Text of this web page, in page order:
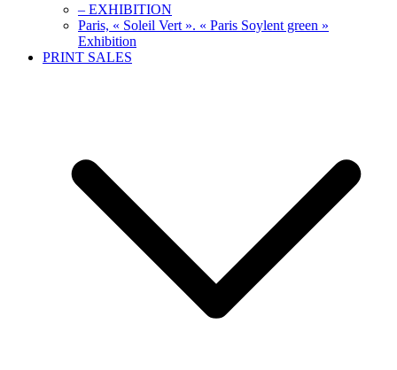
– EXHIBITION
Paris, « Soleil Vert ». « Paris Soylent green »
Exhibition
PRINT SALES